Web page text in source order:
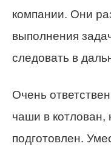
компании. Они
выполнения
следовать в
Очень
чаши в
подготовлен.